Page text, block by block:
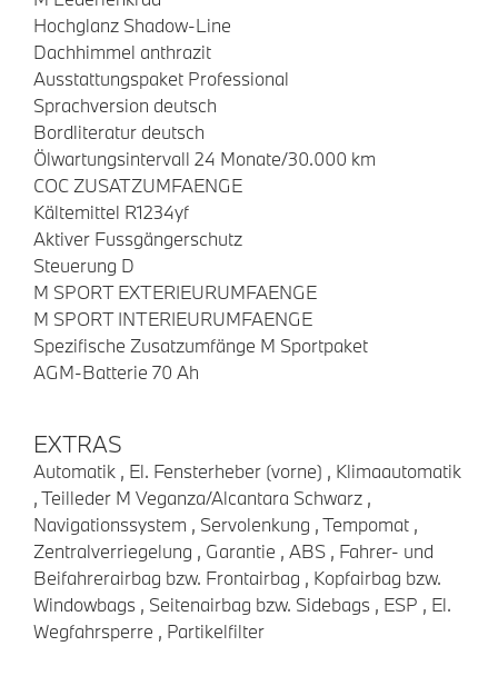
Hochglanz Shadow-Line
Dachhimmel anthrazit
Ausstattungspaket Professional
Sprachversion deutsch
Bordliteratur deutsch
Ölwartungsintervall 24 Monate/30.000 km
COC ZUSATZUMFAENGE
Kältemittel R1234yf
Aktiver Fussgängerschutz
Steuerung D
M SPORT EXTERIEURUMFAENGE
M SPORT INTERIEURUMFAENGE
Spezifische Zusatzumfänge M Sportpaket
AGM-Batterie 70 Ah
EXTRAS
Automatik , El. Fensterheber (vorne) , Klimaautomatik
, Teilleder M Veganza/Alcantara Schwarz ,
Navigationssystem , Servolenkung , Tempomat ,
Zentralverriegelung , Garantie , ABS , Fahrer- und
Beifahrerairbag bzw. Frontairbag , Kopfairbag bzw.
Windowbags , Seitenairbag bzw. Sidebags , ESP , El.
Wegfahrsperre , Partikelfilter